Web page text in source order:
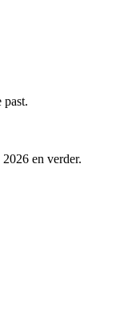
past.
en verder.